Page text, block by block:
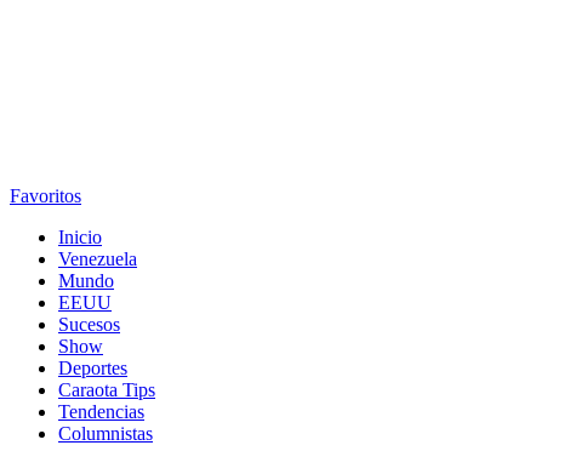
Favoritos
Inicio
Venezuela
Mundo
EEUU
Sucesos
Show
Deportes
Caraota Tips
Tendencias
Columnistas